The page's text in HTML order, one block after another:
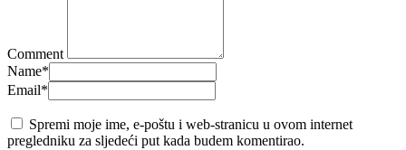
Comment
Name*
Email*
Spremi moje ime, e-poštu i web-stranicu u ovom internet
pregledniku za sljedeći put kada budem komentirao.